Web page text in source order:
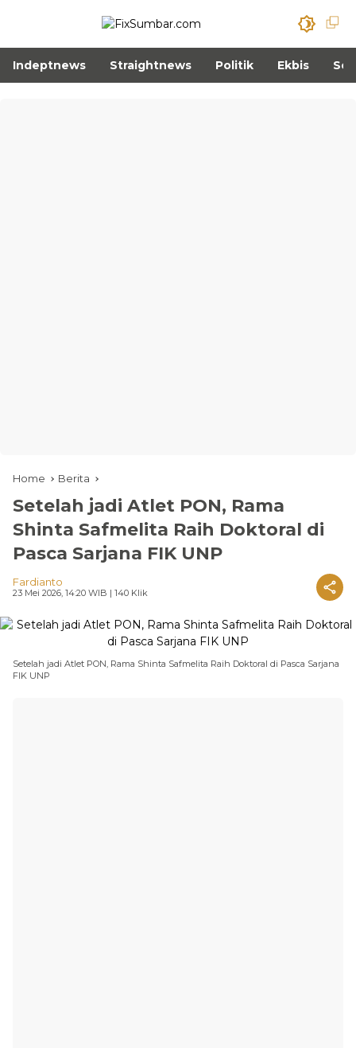
Indeptnews Straightnews Politik Ekbis
Home Berita
Setelah jadi Atlet PON, Rama
Shinta Safmelita Raih Doktoral di
Pasca Sarjana FIK UNP
Fardianto
23 Mei 2026, 14:20 WIB | 140 Klik
Setelah jadi Atlet PON, Rama Shinta Safmelita Raih Doktoral di Pasca Sarjana
FIK UNP